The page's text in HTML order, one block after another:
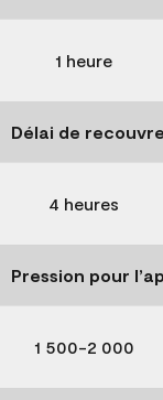
1 heure
Délai de
4 heures
Pression pour
1 500-2 000